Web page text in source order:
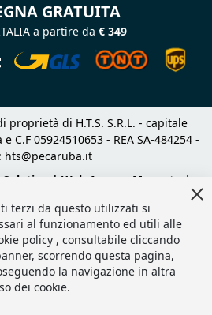
GRATUITA
a partire da € 349
di H.T.S. S.R.L. - capitale
C.F 05924510653 - REA SA-484254 -
hts@pecaruba.it
Solution | Web Agency Magento
|
terzi da questo utilizzati si
al funzionamento ed utili alle
policy , consultabile cliccando
scorrendo questa pagina,
la navigazione in altra
dei cookie.